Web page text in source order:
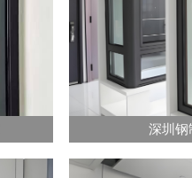
深圳钢